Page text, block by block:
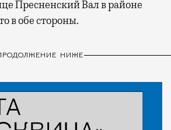
Пресненский Вал в районе
в обе стороны.
НИЖЕ